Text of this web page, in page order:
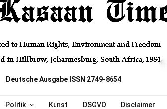
Deutsche Ausgabe ISSN 2749-8654
Politik Kunst DSGVO Disclaimer